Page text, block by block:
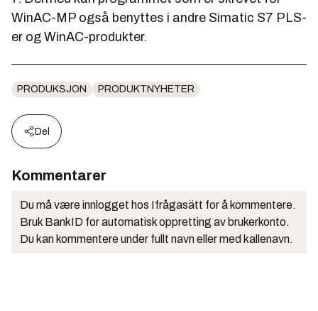
WinAC-MP også benyttes i andre Simatic S7 PLS-
er og WinAC-produkter.
PRODUKSJON PRODUKTNYHETER
Del
Kommentarer
Du må være innlogget hos Ifrågasätt for å kommentere.
Bruk BankID for automatisk oppretting av brukerkonto.
Du kan kommentere under fullt navn eller med kallenavn.